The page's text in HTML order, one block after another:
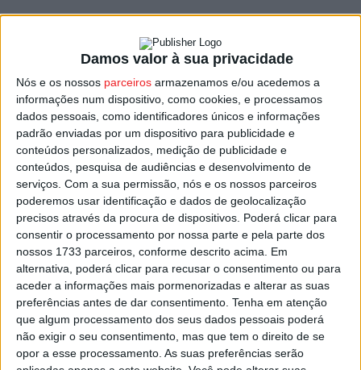
Damos valor à sua privacidade
Nós e os nossos parceiros armazenamos e/ou acedemos a
informações num dispositivo, como cookies, e processamos
dados pessoais, como identificadores únicos e informações
padrão enviadas por um dispositivo para publicidade e
conteúdos personalizados, medição de publicidade e
conteúdos, pesquisa de audiências e desenvolvimento de
serviços. Com a sua permissão, nós e os nossos parceiros
poderemos usar identificação e dados de geolocalização
precisos através da procura de dispositivos. Poderá clicar para
consentir o processamento por nossa parte e pela parte dos
nossos 1733 parceiros, conforme descrito acima. Em
alternativa, poderá clicar para recusar o consentimento ou para
aceder a informações mais pormenorizadas e alterar as suas
preferências antes de dar consentimento. Tenha em atenção
que algum processamento dos seus dados pessoais poderá
não exigir o seu consentimento, mas que tem o direito de se
opor a esse processamento. As suas preferências serão
Prémios de Mérito e Valor, pelo destaque em
cidadania ativa, projetos escolares e atitudes cívicas.
Entre os distinguidos desta edição destacam-se Miguel
Miranda, Gabriel Pinto, Cristiana Oliveira, Maria Beatriz
Fernandes e Maria João Ferreira. Aos 142 premiados
foram entregues certificados, livros, brindes
personalizados e troféus simbólicos, com os finalistas a
receberem ainda um logótipo em pano bordado.
A cerimónia incluiu um momento solidário, com a entrega
de 3 810,58 euros à Liga Portuguesa Contra o Cancro,
resultado do “Mercado Solidário” realizado na escola em
abril de 2025. Houve também momentos musicais e
teatrais, assim como mensagens de artistas nacionais.
O diretor do Agrupamento, António Marques, destacou